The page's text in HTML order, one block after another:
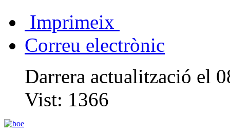
Imprimeix
Correu electrònic
Darrera actualització el
Vist: 1366